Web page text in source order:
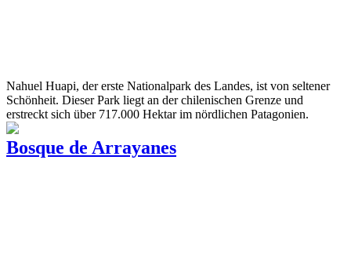
Nahuel Huapi, der erste Nationalpark des Landes, ist von seltener
Schönheit. Dieser Park liegt an der chilenischen Grenze und
erstreckt sich über 717.000 Hektar im nördlichen Patagonien.
Bosque de Arrayanes